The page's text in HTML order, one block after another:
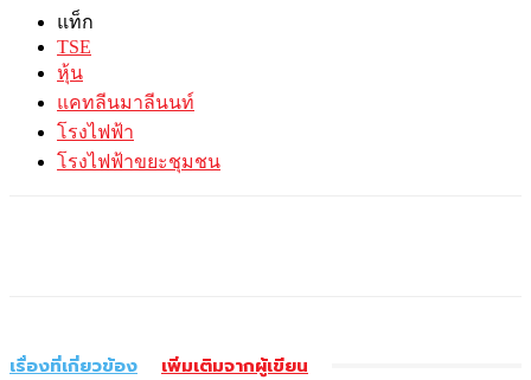
แท็ก
TSE
หุ้น
แคทลีนมาลีนนท์
โรงไฟฟ้า
โรงไฟฟ้าขยะชุมชน
เรื่องที่เกี่ยวข้อง เพิ่มเติมจากผู้เขียน